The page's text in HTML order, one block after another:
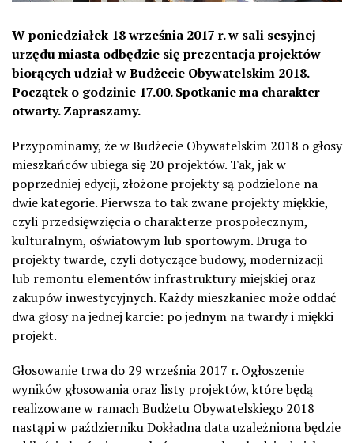
W poniedziałek 18 września 2017 r. w sali sesyjnej
urzędu miasta odbędzie się prezentacja projektów
biorących udział w Budżecie Obywatelskim 2018.
Początek o godzinie 17.00. Spotkanie ma charakter
otwarty. Zapraszamy.
Przypominamy, że w Budżecie Obywatelskim 2018 o głosy
mieszkańców ubiega się 20 projektów. Tak, jak w
poprzedniej edycji, złożone projekty są podzielone na
dwie kategorie. Pierwsza to tak zwane projekty miękkie,
czyli przedsięwzięcia o charakterze prospołecznym,
kulturalnym, oświatowym lub sportowym. Druga to
projekty twarde, czyli dotyczące budowy, modernizacji
lub remontu elementów infrastruktury miejskiej oraz
zakupów inwestycyjnych. Każdy mieszkaniec może oddać
dwa głosy na jednej karcie: po jednym na twardy i miękki
projekt.
Głosowanie trwa do 29 września 2017 r. Ogłoszenie
wyników głosowania oraz listy projektów, które będą
realizowane w ramach Budżetu Obywatelskiego 2018
nastąpi w październiku Dokładna data uzależniona będzie